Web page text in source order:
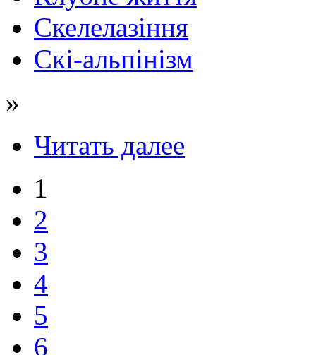
Скелелазіння
Скі-альпінізм
»
Читать далее
1
2
3
4
5
6